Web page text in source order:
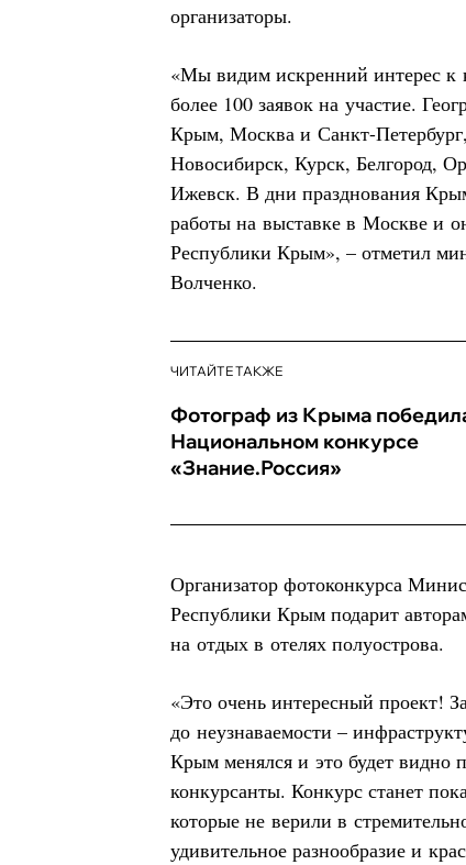
организаторы.
«Мы видим искренний интерес к
более 100 заявок на участие.
Крым, Москва и Санкт-
Новосибирск, Курск, Белгород,
Ижевск. В дни празднования
работы на выставке в Москве и
Республики Крым», – отметил
Волченко.
ЧИТАЙТЕ ТАКЖЕ
Фотограф из Крыма
Национальном конкурсе
«Знание.Россия»
Организатор фотоконкурса
Республики Крым подарит
на отдых в отелях полуострова.
«Это очень интересный проект!
до неузнаваемости –
Крым менялся и это будет видно
конкурсанты. Конкурс станет
которые не верили в
удивительное разнообразие и